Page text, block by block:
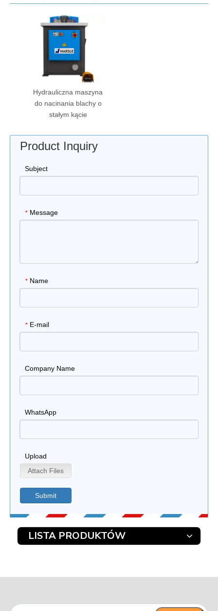
Hydrauliczna maszyna
do nacinania blachy o
stałym kącie
Product Inquiry
Subject
* Message
* Name
* E-mail
Company Name
WhatsApp
Upload
Attach Files
Submit
LISTA PRODUKTÓW